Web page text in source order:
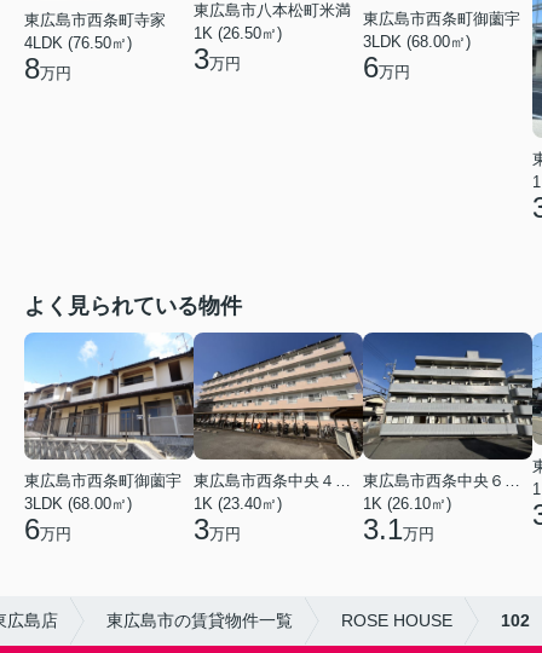
東広島市西条町寺家
4LDK (76.50㎡)
8万円
東広島市八本松町米満
1K (26.50㎡)
3万円
東広島市西条町御薗宇
3LDK (68.00㎡)
6万円
よく見られている物件
東広島市西条町御薗宇
3LDK (68.00㎡)
6万円
1K (23.40㎡)
3万円
1K (26.10㎡)
3.1万円
広島店 東広島市の賃貸物件一覧 ROSE HOUSE 102